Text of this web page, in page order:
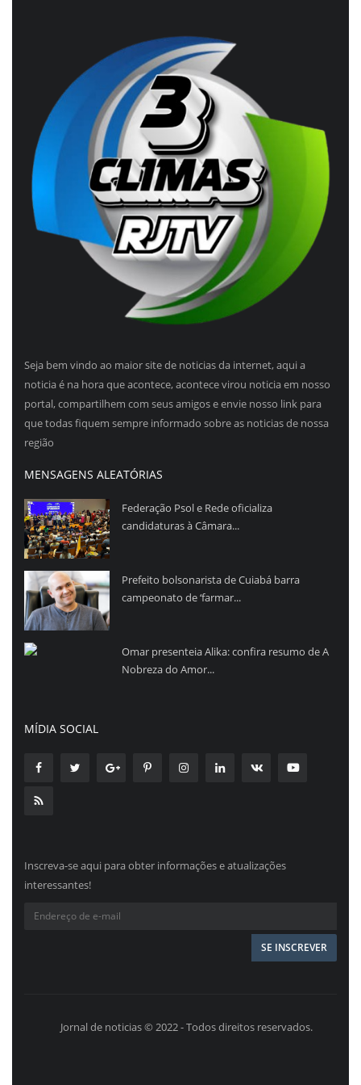
Seja bem vindo ao maior site de noticias da internet, aqui a
noticia é na hora que acontece, acontece virou noticia em nosso
portal, compartilhem com seus amigos e envie nosso link para
que todas fiquem sempre informado sobre as noticias de nossa
região
MENSAGENS ALEATÓRIAS
Federação Psol e Rede oficializa
candidaturas à Câmara...
Prefeito bolsonarista de Cuiabá barra
campeonato de ‘farmar...
Omar presenteia Alika: confira resumo de A
Nobreza do Amor...
MÍDIA SOCIAL
Inscreva-se aqui para obter informações e atualizações
interessantes!
Jornal de noticias © 2022 - Todos direitos reservados.